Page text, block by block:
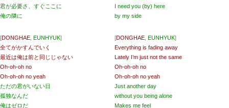
君が必要さ、すぐここに
俺の隣に
[DONGHAE EUNHYUK]
全てがかすんでいく
最近は俺は前と同じじゃない
Oh-oh-oh no
Oh-oh-oh no yeah
ただの君がいない日
孤独なんだ
俺はゼロだ
I need you (by) here
by my side
[DONGHAE EUNHYUK]
Everything is fading away
Lately I’m just not the same
Oh-oh-oh no
Oh-oh-oh no yeah
Just another day
without you being alone
Makes me feel